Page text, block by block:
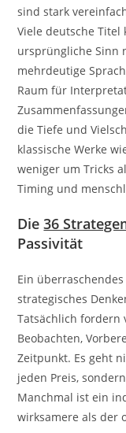
sind stark
Viele deutsche
ursprüngliche Sinn
mehrdeutige
Raum für
die Tiefe und
klassische Werke
weniger um Tricks
Timing und
Die36
Passivität
Ein
strategisches
Tatsächlich fordern
Beobachten,
Zeitpunkt. Es geht
jeden Preis,
Manchmal ist ein
wirksamere als der